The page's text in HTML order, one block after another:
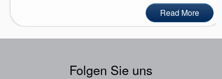
Read More
Folgen Sie uns